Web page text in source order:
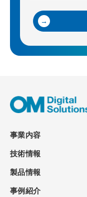
事業内容
技術情報
製品情報
事例紹介